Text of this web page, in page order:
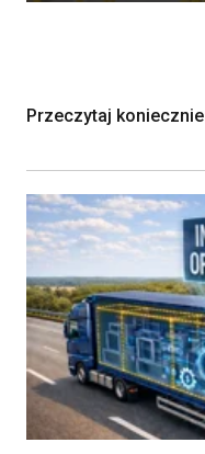
Przeczytaj koniecznie